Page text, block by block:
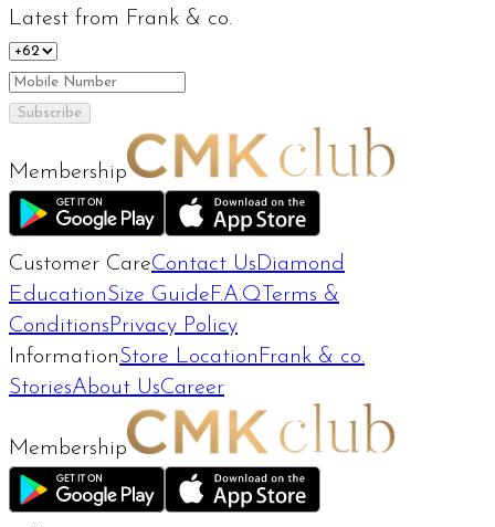
Latest from Frank & co.
Subscribe
Membership
Customer CareContact Us Diamond
EducationSize Guide F.A.Q Terms &
Conditions Privacy Policy
InformationStore Location Frank & co.
StoriesAbout UsCareer
Membership